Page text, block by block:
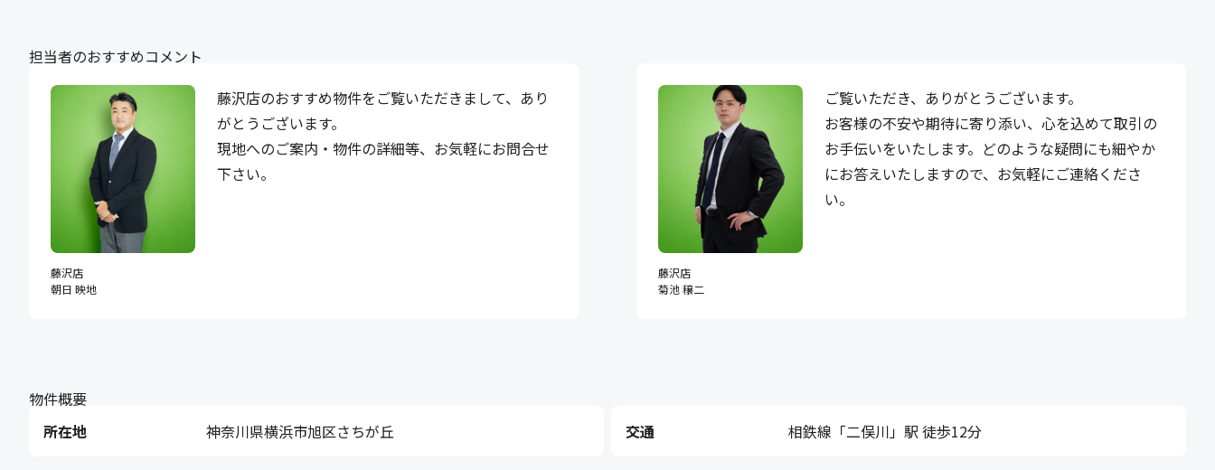
担当者のおすすめコメント
藤沢店
朝日 映地
藤沢店のおすすめ物件をご覧いただきまして、あり
がとうございます。
現地へのご案内・物件の詳細等、お気軽にお問合せ
下さい。
藤沢店
菊池 穣二
ご覧いただき、ありがとうございます。
お客様の不安や期待に寄り添い、心を込めて取引の
お手伝いをいたします。どのような疑問にも細やか
にお答えいたしますので、お気軽にご連絡くださ
い。
物件概要
所在地
神奈川県横浜市旭区さちが丘 交通 相鉄線「二俣川」駅 徒歩12分